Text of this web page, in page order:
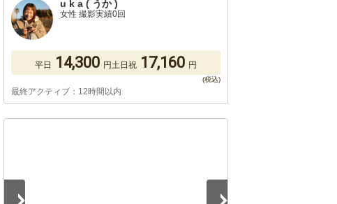
u k a ( うか )
女性 撮影実績0回
平日 14,300 円土日祝 17,160 円
最終アクティブ：12時間以内